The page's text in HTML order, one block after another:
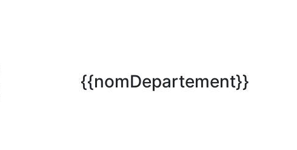
{{nomDepartement}}